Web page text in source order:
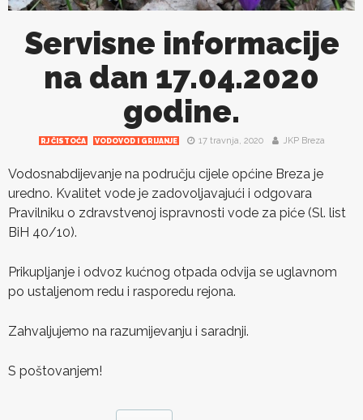
Servisne informacije
na dan 17.04.2020
godine.
RJ ČISTOĆA VODOVOD I GRIJANJE 17 travnja, 2020 JKP Breza
Vodosnabdijevanje na području cijele općine Breza je
uredno. Kvalitet vode je zadovoljavajući i odgovara
Pravilniku o zdravstvenoj ispravnosti vode za piće (Sl. list
BiH 40/10).
Prikupljanje i odvoz kućnog otpada odvija se uglavnom
po ustaljenom redu i rasporedu rejona.
Zahvaljujemo na razumijevanju i saradnji.
S poštovanjem!